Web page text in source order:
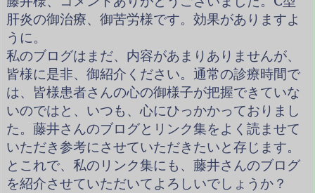
肝炎の御治療、御苦労様です。効果がありますよ
うに。
私のブログはまだ、内容があまりありませんが、
皆様に是非、御紹介ください。通常の診療時間で
は、皆様患者さんの心の御様子が把握できていな
いのではと、いつも、心にひっかかっておりまし
た。藤井さんのブログとリンク集をよく読ませて
いただき参考にさせていただきたいと存じます。
とこれで、私のリンク集にも、藤井さんのブログ
を紹介させていただいてよろしいでしょうか？